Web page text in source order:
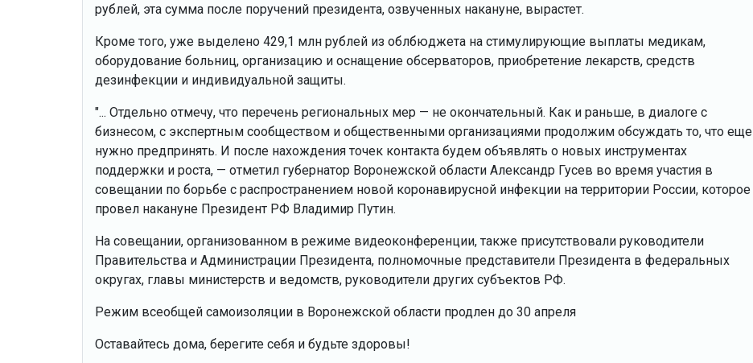
рублей, эта сумма после поручений президента, озвученных накануне, вырастет.
Кроме того, уже выделено 429,1 млн рублей из облбюджета на стимулирующие выплаты медикам,
оборудование больниц, организацию и оснащение обсерваторов, приобретение лекарств, средств
дезинфекции и индивидуальной защиты.
"... Отдельно отмечу, что перечень региональных мер — не окончательный. Как и раньше, в диалоге с
бизнесом, с экспертным сообществом и общественными организациями продолжим обсуждать то, что еще
нужно предпринять. И после нахождения точек контакта будем объявлять о новых инструментах
поддержки и роста, — отметил губернатор Воронежской области Александр Гусев во время участия в
совещании по борьбе с распространением новой коронавирусной инфекции на территории России, которое
провел накануне Президент РФ Владимир Путин.
На совещании, организованном в режиме видеоконференции, также присутствовали руководители
Правительства и Администрации Президента, полномочные представители Президента в федеральных
округах, главы министерств и ведомств, руководители других субъектов РФ.
Режим всеобщей самоизоляции в Воронежской области продлен до 30 апреля
Оставайтесь дома, берегите себя и будьте здоровы!